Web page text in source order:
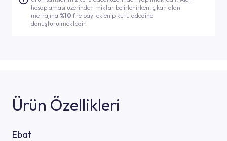
hesaplaması üzerinden miktar belirlenirken, çıkan alan
metrajına %10fire payı eklenip kutu adedine
dönüştürülmektedir.
Ürün Özellikleri
Ebat